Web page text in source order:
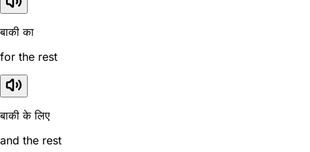
बाकी का
for the rest
बाकी के लिए
and the rest